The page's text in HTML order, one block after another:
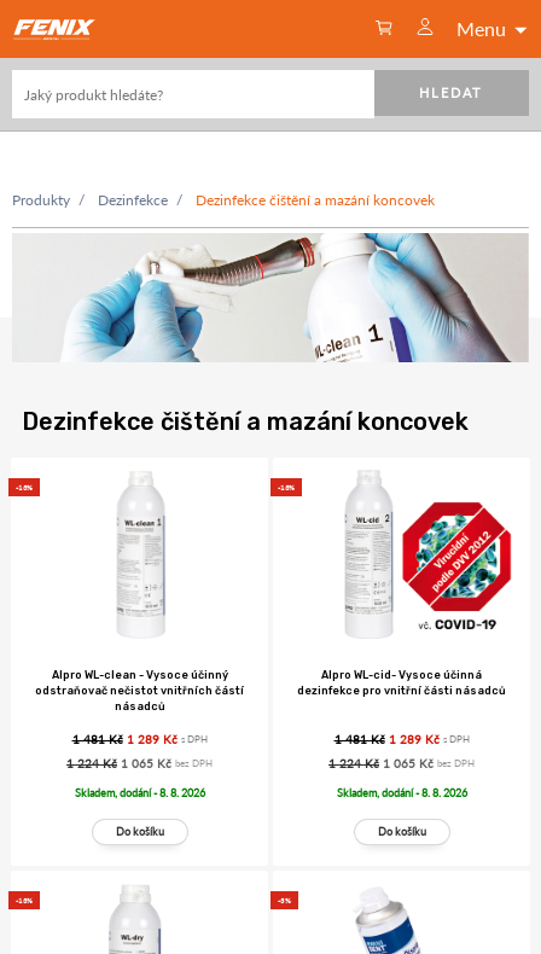
Menu
HLEDAT
Produkty Dezinfekce Dezinfekce čištění a mazání koncovek
Dezinfekce čištění a mazání koncovek
-13%
Alpro WL-clean - Vysoce účinný
odstraňovač nečistot vnitřních částí
násadců
1 481 Kč 1 289 Kč s DPH
1 224 Kč 1 065 Kč bez DPH
Skladem, dodání - 8. 8. 2026
-13%
Alpro WL-cid- Vysoce účinná
dezinfekce pro vnitřní části násadců
1 481 Kč 1 289 Kč s DPH
1 224 Kč 1 065 Kč bez DPH
Skladem, dodání - 8. 8. 2026
-13% -3%